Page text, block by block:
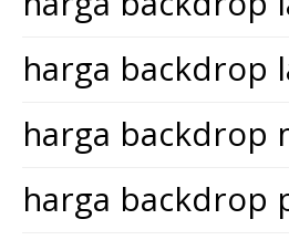
harga backdrop
harga backdrop
harga backdrop